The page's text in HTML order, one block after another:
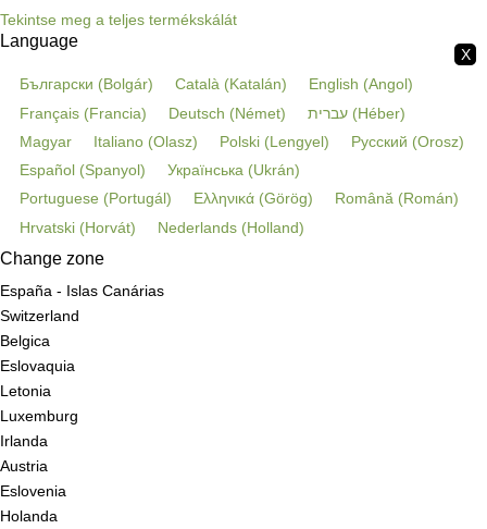
Tekintse meg a teljes termékskálát
X
Language
Български (Bolgár) Català (Katalán) English (Angol)
Français (Francia) Deutsch (Német) עברית (Héber)
Magyar
Italiano (Olasz) Polski (Lengyel) Русский (Orosz)
Español (Spanyol) Українська (Ukrán)
Portuguese (Portugál) Ελληνικά (Görög) Română (Román)
Hrvatski (Horvát) Nederlands (Holland)
Change zone
España - Islas Canárias
Switzerland
Belgica
Eslovaquia
Letonia
Luxemburg
Irlanda
Austria
Eslovenia
Holanda